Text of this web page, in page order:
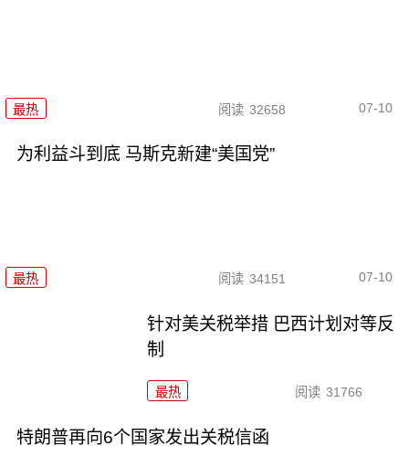
最热 阅读 32658 07-10
为利益斗到底 马斯克新建“美国党”
最热 阅读 34151 07-10
针对美关税举措 巴西计划对等反
制
最热 阅读 31766
特朗普再向6个国家发出关税信函